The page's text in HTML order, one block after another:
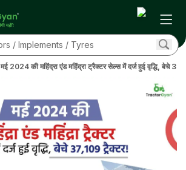
मई 2024 की महिंद्रा एंड महिंद्रा ट्रैक्टर सेल्स में दर्ज हुई वृद्धि, बेचे